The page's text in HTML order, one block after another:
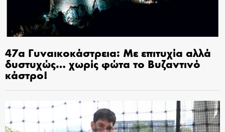
47α Γυναικοκάστρεια: Με επιτυχία αλλά
δυστυχώς… χωρίς φώτα το Βυζαντινό
κάστρο!